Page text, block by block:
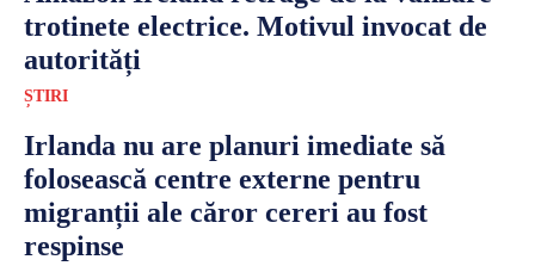
trotinete electrice. Motivul invocat de
autorități
ȘTIRI
Irlanda nu are planuri imediate să
folosească centre externe pentru
migranții ale căror cereri au fost
respinse